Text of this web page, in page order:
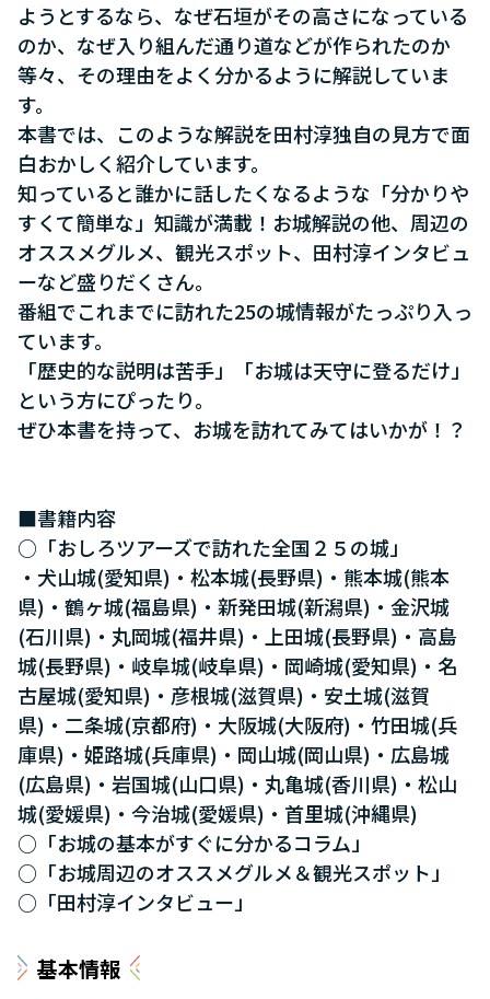
ようとするなら、なぜ石垣がその高さになっている
のか、なぜ入り組んだ通り道などが作られたのか
等々、その理由をよく分かるように解説していま
す。
本書では、このような解説を田村淳独自の見方で面
白おかしく紹介しています。
知っていると誰かに話したくなるような「分かりや
すくて簡単な」知識が満載！お城解説の他、周辺の
オススメグルメ、観光スポット、田村淳インタビュ
ーなど盛りだくさん。
番組でこれまでに訪れた25の城情報がたっぷり入っ
ています。
「歴史的な説明は苦手」「お城は天守に登るだけ」
という方にぴったり。
ぜひ本書を持って、お城を訪れてみてはいかが！？
■書籍内容
○「おしろツアーズで訪れた全国２５の城」
・犬山城(愛知県)・松本城(長野県)・熊本城(熊本
県)・鶴ヶ城(福島県)・新発田城(新潟県)・金沢城
(石川県)・丸岡城(福井県)・上田城(長野県)・高島
城(長野県)・岐阜城(岐阜県)・岡崎城(愛知県)・名
古屋城(愛知県)・彦根城(滋賀県)・安土城(滋賀
県)・二条城(京都府)・大阪城(大阪府)・竹田城(兵
庫県)・姫路城(兵庫県)・岡山城(岡山県)・広島城
(広島県)・岩国城(山口県)・丸亀城(香川県)・松山
城(愛媛県)・今治城(愛媛県)・首里城(沖縄県)
○「お城の基本がすぐに分かるコラム」
○「お城周辺のオススメグルメ＆観光スポット」
○「田村淳インタビュー」
基本情報